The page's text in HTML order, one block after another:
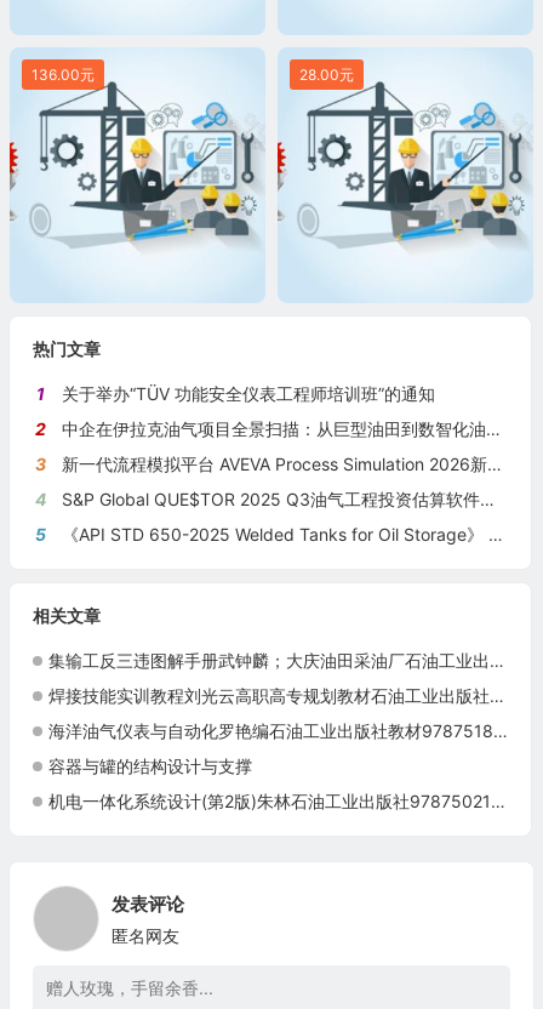
136.00元 28.00元
热门文章
1
关于举办“TÜV 功能安全仪表工程师培训班”的通知
2
中企在伊拉克油气项目全景扫描：从巨型油田到数智化油田的系统性布局
3
新一代流程模拟平台 AVEVA Process Simulation 2026新版本发布
4
S&P Global QUE$TOR 2025 Q3油气工程投资估算软件新版本发布
5
《API STD 650-2025 Welded Tanks for Oil Storage》 《钢制焊接储油罐》（中英文对照版）
相关文章
集输工反三违图解手册武钟麟；大庆油田采油厂石油工业出版社9787502190729
焊接技能实训教程刘光云高职高专规划教材石油工业出版社现货9787502170455
海洋油气仪表与自动化罗艳编石油工业出版社教材9787518309429
容器与罐的结构设计与支撑
机电一体化系统设计(第2版)朱林石油工业出版社9787502166137
发表评论
匿名网友